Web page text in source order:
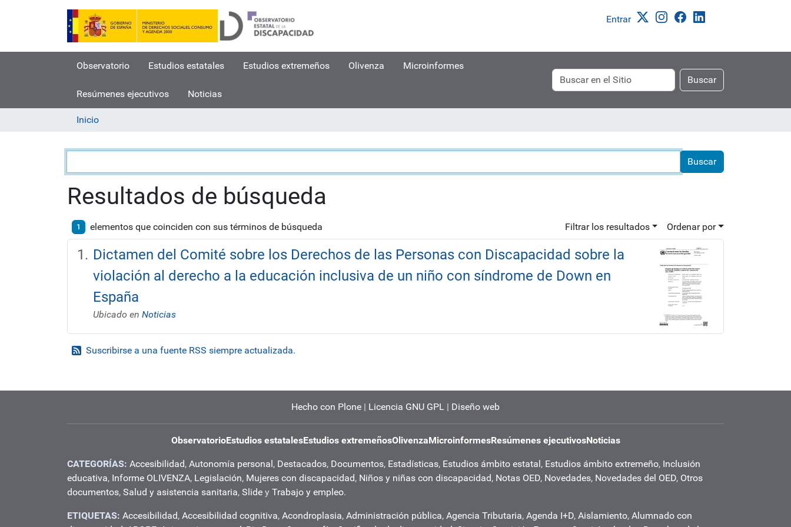
Entrar
Observatorio Estudios estatales Estudios extremeños Olivenza Microinformes
Resúmenes ejecutivos Noticias
Buscar Buscar
Búsqueda
Avanzada…
Inicio
Resultados de búsqueda
1 elementos que coinciden con sus términos de búsqueda Filtrar los resultados Ordenar por
Dictamen del Comité sobre los Derechos de las Personas con Discapacidad sobre la
violación al derecho a la educación inclusiva de un niño con síndrome de Down en
España
Ubicado en Noticias
Suscribirse a una fuente RSS siempre actualizada.
Hecho con Plone | Licencia GNU GPL | Diseño web
ObservatorioEstudios estatalesEstudios extremeñosOlivenzaMicroinformesResúmenes ejecutivosNoticias
CATEGORÍAS: Accesibilidad, Autonomía personal, Destacados, Documentos, Estadísticas, Estudios ámbito estatal, Estudios ámbito extremeño, Inclusión
educativa, Informe OLIVENZA, Legislación, Mujeres con discapacidad, Niños y niñas con discapacidad, Notas OED, Novedades, Novedades del OED, Otros
documentos, Salud y asistencia sanitaria, Slide y Trabajo y empleo.
ETIQUETAS: Accesibilidad, Accesibilidad cognitiva, Acondroplasia, Administración pública, Agencia Tributaria, Agenda I+D, Aislamiento, Alumnado con